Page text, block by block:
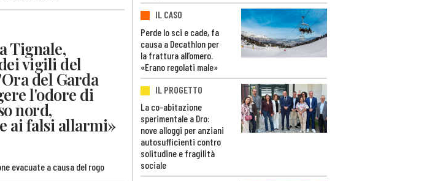
Tignale,
vigili del
del Garda
l'odore di
nord,
ai falsi allarmi»
evacuate a causa del rogo
IL CASO
Perde lo sci e cade, fa
causa a Decathlon per
la frattura all’omero.
«Erano regolati male»
IL PROGETTO
La co-abitazione
sperimentale a Dro:
nove alloggi per anziani
autosufficienti contro
solitudine e fragilità
sociale